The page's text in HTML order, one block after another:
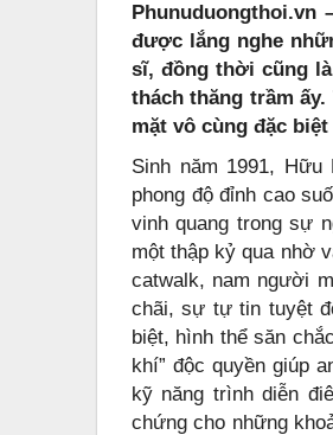
được lắng nghe
sĩ, đồng thời cũng
thách thăng trầm
mặt vô cùng đặc
Sinh năm 1991,
phong độ đỉnh cao
vinh quang trong sự
một thập kỷ qua nhờ
catwalk, nam người
chãi, sự tự tin tuyệt
biệt, hình thể săn
khí” độc quyền giúp
kỹ năng trình diễn
chứng cho những